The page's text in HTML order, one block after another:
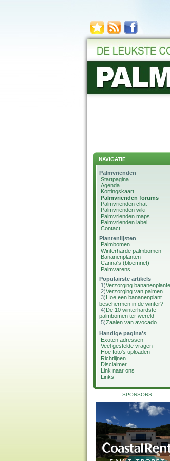
NAVIGATIE
Palmvrienden
Startpagina
Agenda
Kortingskaart
Palmvrienden forums
Palmvrienden chat
Palmvrienden wiki
Palmvrienden maps
Palmvrienden label
Contact
Plantenlijsten
Palmbomen
Winterharde palmbomen
Bananenplanten
Canna's (bloemriet)
Palmvarens
Populairste artikels
1)Verzorging
2)Verzorging van palmen
3)Hoe een bananenplant
beschermen in de winter?
4)De 10 winterhardste
palmbomen ter wereld
5)Zaaien van avocado
Handige pagina's
Exoten adressen
Veel gestelde vragen
Hoe foto's uploaden
Richtlijnen
Disclaimer
Link naar ons
Links
SPONSORS